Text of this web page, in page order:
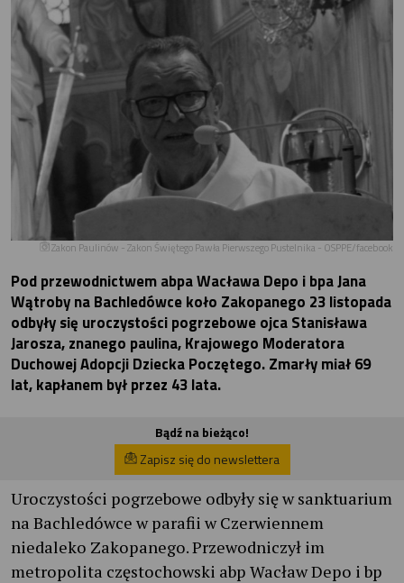
Zakon Paulinów - Zakon Świętego Pawła Pierwszego Pustelnika - OSPPE/facebook
Pod przewodnictwem abpa Wacława Depo i bpa Jana
Wątroby na Bachledówce koło Zakopanego 23 listopada
odbyły się uroczystości pogrzebowe ojca Stanisława
Jarosza, znanego paulina, Krajowego Moderatora
Duchowej Adopcji Dziecka Poczętego. Zmarły miał 69
lat, kapłanem był przez 43 lata.
Bądź na bieżąco!
Zapisz się do newslettera
Uroczystości pogrzebowe odbyły się w sanktuarium
na Bachledówce w parafii w Czerwiennem
niedaleko Zakopanego. Przewodniczył im
metropolita częstochowski abp Wacław Depo i bp